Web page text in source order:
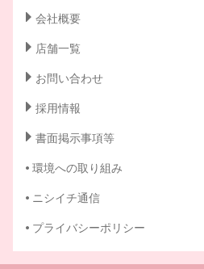
会社概要
店舗一覧
お問い合わせ
採用情報
書面掲示事項等
環境への取り組み
ニシイチ通信
プライバシーポリシー